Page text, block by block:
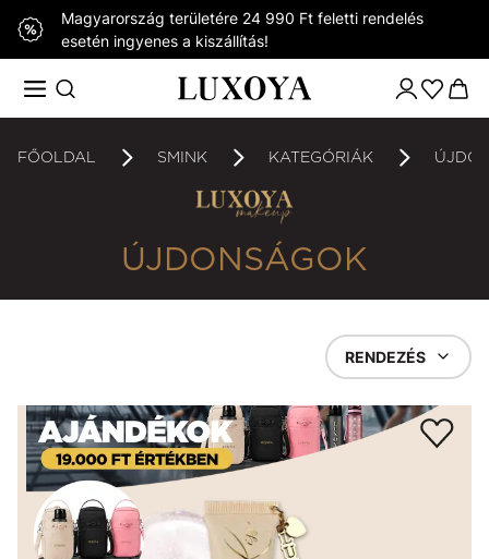
Magyarország területére 24 990 Ft feletti rendelés
esetén ingyenes a kiszállítás!
FŐOLDAL SMINK KATEGÓRIÁK
ÚJDONSÁGOK
RENDEZÉS